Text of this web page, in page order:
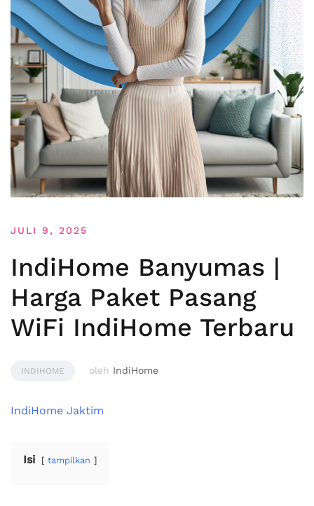
JULI 9, 2025
IndiHome Banyumas |
Harga Paket Pasang
WiFi IndiHome Terbaru
INDIHOME oleh IndiHome
IndiHome Jaktim
Isi tampilkan